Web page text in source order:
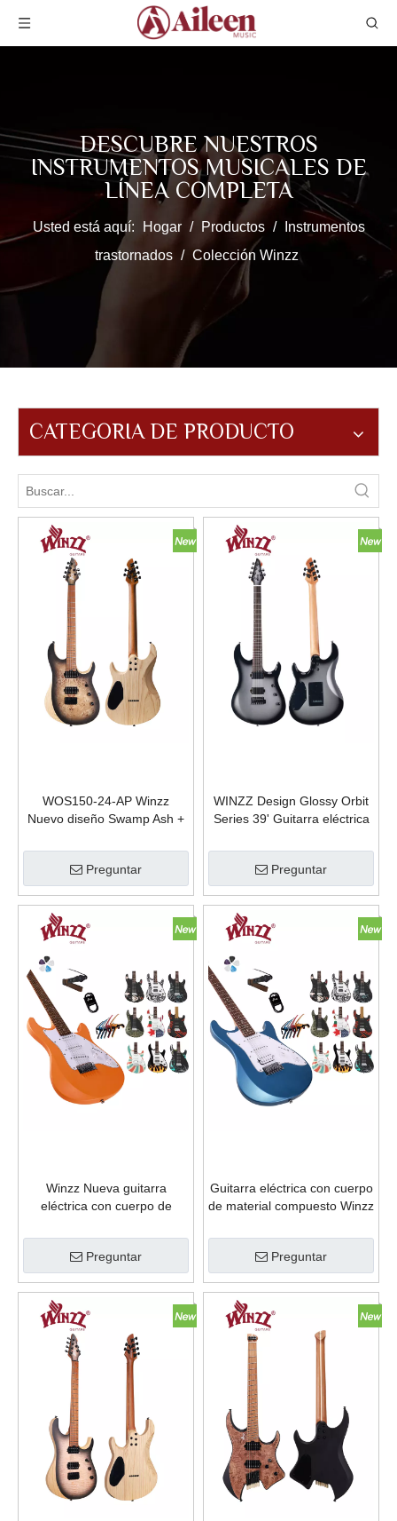
DESCUBRE NUESTROS
INSTRUMENTOS MUSICALES DE
LÍNEA COMPLETA
Usted está aquí: Hogar / Productos /
Instrumentos
trastornados / Colección Winzz
CATEGORIA DE PRODUCTO
WOS150-24-AP Winzz
Nuevo diseño Swamp Ash +
eléctrica de 6 cuerdas
Preguntar
WINZZ Design Glossy Orbit
Series 39' Guitarra eléctrica
Preguntar
Winzz Nueva guitarra
eléctrica con cuerpo de
Preguntar
Guitarra eléctrica con cuerpo
de material compuesto Winzz
Preguntar